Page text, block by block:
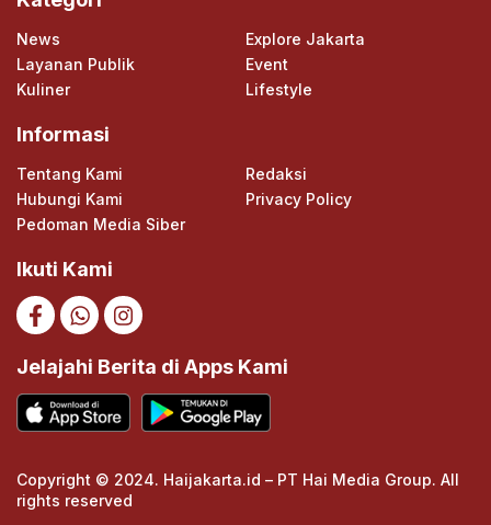
News
Explore Jakarta
Layanan Publik
Event
Kuliner
Lifestyle
Informasi
Tentang Kami
Redaksi
Hubungi Kami
Privacy Policy
Pedoman Media Siber
Ikuti Kami
Jelajahi Berita di Apps Kami
Copyright © 2024. Haijakarta.id – PT Hai Media Group. All
rights reserved